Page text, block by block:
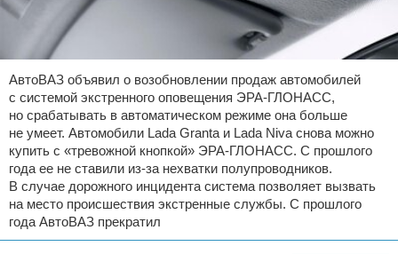
АвтоВАЗ объявил о возобновлении продаж автомобилей
с системой экстренного оповещения ЭРА-ГЛОНАСС,
но срабатывать в автоматическом режиме она больше
не умеет. Автомобили Lada Granta и Lada Niva снова можно
купить с «тревожной кнопкой» ЭРА-ГЛОНАСС. С прошлого
года ее не ставили из-за нехватки полупроводников.
В случае дорожного инцидента система позволяет вызвать
на место происшествия экстренные службы. С прошлого
года АвтоВАЗ прекратил